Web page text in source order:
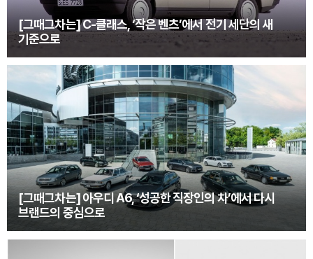
[그때그차는] C-클래스, ‘작은 벤츠’에서 전기 세단의 새
기준으로
[그때그차는] 아우디 A6, ‘성공한 직장인의 차’에서 다시
브랜드의 중심으로